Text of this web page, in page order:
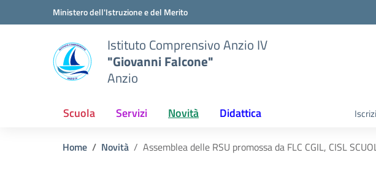
Vai ai contenuti
Vai al menu di navigazioneMinistero dell'Istruzione e del Merito
Istituto Comprensivo Anzio IV
"Giovanni Falcone"
Anzio
Scuola Servizi Novità Didattica
Home Novità Assemblea delle RSU promossa da FLC CGIL, CISL